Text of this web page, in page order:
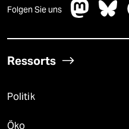
Folgen Sie uns
Ressorts
Politik
Öko